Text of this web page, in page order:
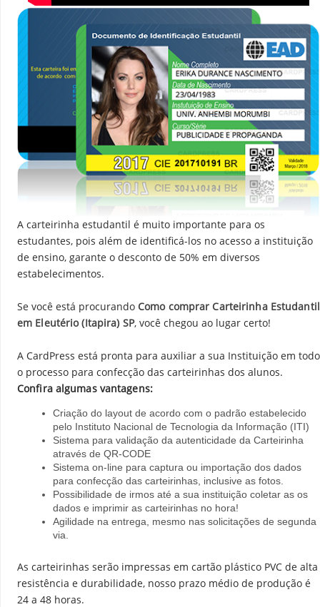
A carteirinha estudantil é muito importante para os
estudantes, pois além de identificá-los no acesso a instituição
de ensino, garante o desconto de 50% em diversos
estabelecimentos.
Se você está procurando Como comprar Carteirinha Estudantil
em Eleutério (Itapira) SP, você chegou ao lugar certo!
A CardPress está pronta para auxiliar a sua Instituição em todo
o processo para confecção das carteirinhas dos alunos.
Confira algumas vantagens:
Criação do layout de acordo com o padrão estabelecido
pelo Instituto Nacional de Tecnologia da Informação (ITI)
Sistema para validação da autenticidade da Carteirinha
através de QR-CODE
Sistema on-line para captura ou importação dos dados
para confecção das carteirinhas, inclusive as fotos.
Possibilidade de irmos até a sua instituição coletar as os
dados e imprimir as carteirinhas no hora!
Agilidade na entrega, mesmo nas solicitações de segunda
via.
As carteirinhas serão impressas em cartão plástico PVC de alta
resistência e durabilidade, nosso prazo médio de produção é
24 a 48 horas.